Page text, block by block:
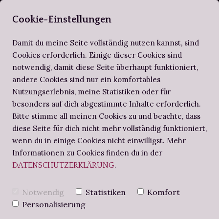
ZIRKEL DER SELBERBUCHBINDER
BUCHBINDEN-WORKSHOPS
BUCHBINDERS BRIEFE
SCHRITT FÜR SCHRITT
BUCHBINDE-PROJEKTE
ALTES WISSEN
NOTIZBUCH
DER VERSUCH
LANGSTICH-
Cookie-Einstellungen
Damit du meine Seite vollständig nutzen kannst, sind
Cookies erforderlich. Einige dieser Cookies sind
notwendig, damit diese Seite überhaupt funktioniert,
andere Cookies sind nur ein komfortables
Nutzungserlebnis, meine Statistiken oder für
besonders auf dich abgestimmte Inhalte erforderlich.
Bitte stimme all meinen Cookies zu und beachte, dass
diese Seite für dich nicht mehr vollständig funktioniert,
wenn du in einige Cookies nicht einwilligst. Mehr
Informationen zu Cookies finden du in der
DATENSCHUTZERKLÄRUNG.
Notwendig Statistiken
Komfort
Personalisierung